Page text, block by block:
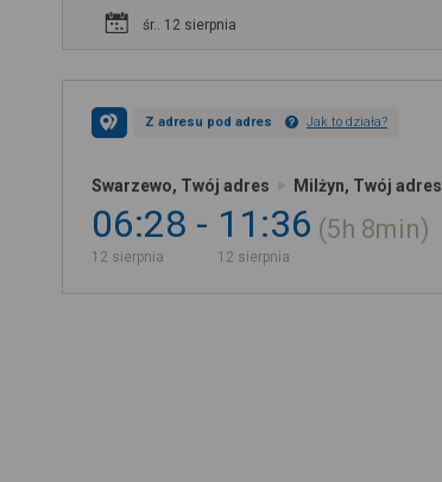
śr.. 12 sierpnia
Z adresu pod adres Jak to działa?
Swarzewo, Twój adres Milżyn, Twój adres
06:28
12 sierpnia
11:36
12 sierpnia
5h 8min